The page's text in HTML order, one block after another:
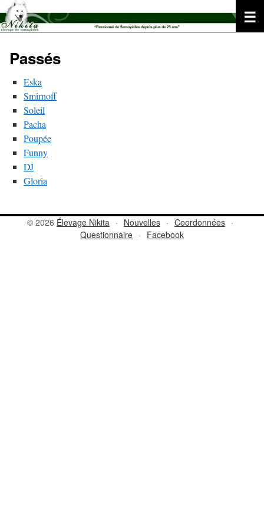
Aller
au
contenu
Passés
Eska
Smirnoff
Soleil
Pacha
Poupée
Funny
DJ
Gloria
© 2026 Élevage Nikita · Nouvelles · Coordonnées ·
Questionnaire · Facebook